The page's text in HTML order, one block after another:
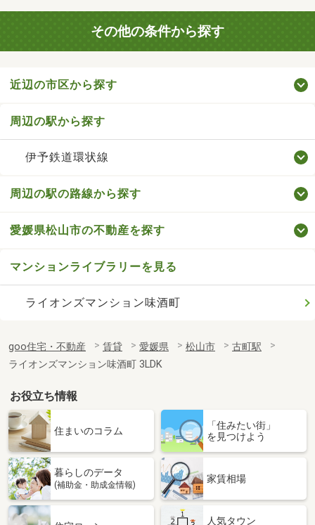
その他の条件から探す
近辺の市区から探す
周辺の駅から探す
伊予鉄道環状線
周辺の駅の路線から探す
愛媛県松山市の不動産を探す
マンションライブラリーを見る
ライオンズマンション味酒町
goo住宅・不動産 賃貸 愛媛県 松山市
古町駅
ライオンズマンション味酒町 3LDK
お役立ち情報
住まいのコラム
「住みたい街」
を見つけよう
暮らしのデータ
(補助金・助成金情報)
家賃相場
人気タウン